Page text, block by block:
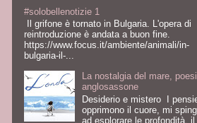
#solobellenotizie 1
Il grifone è tornato in Bulgaria. L'opera di
reintroduzione è andata a buon fine.
https://www.focus.it/ambiente/animali/in-
bulgaria-il-...
La nostalgia del mare,
anglosassone
Desiderio e mistero I
opprimono il cuore, mi
ad esplorare le profondità, il